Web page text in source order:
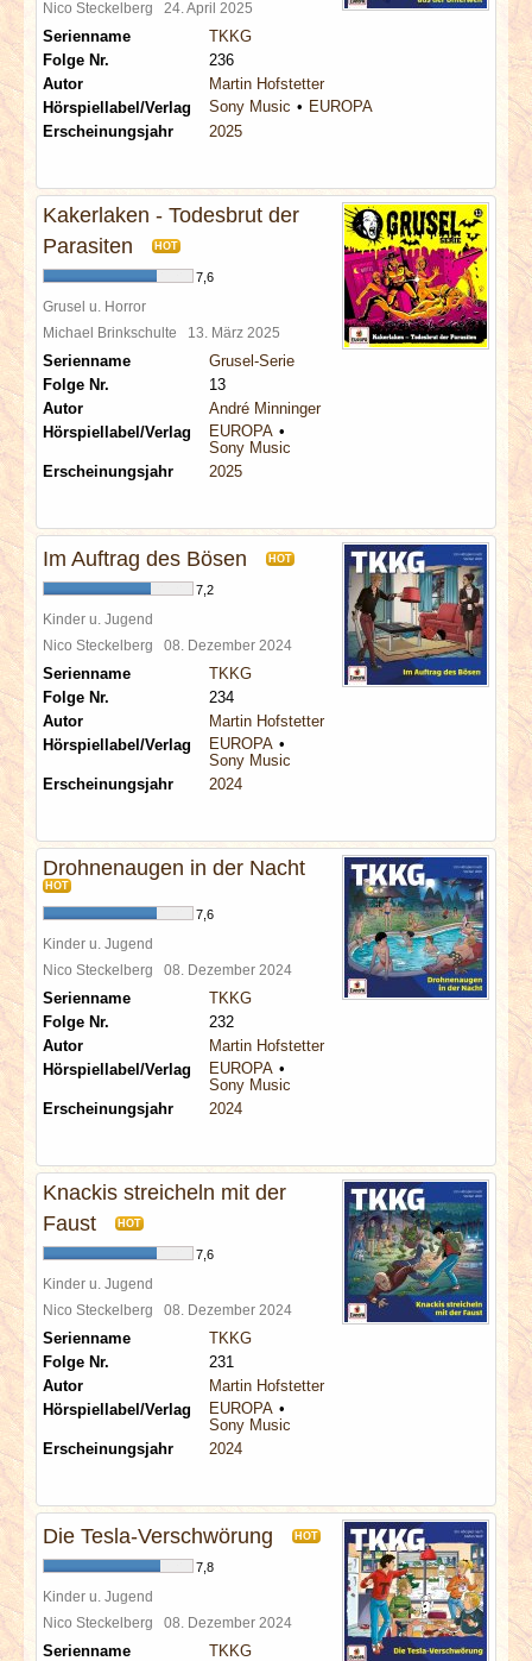
Nico Steckelberg 24. April 2025
Serienname
TKKG
Folge Nr.
236
Autor
Martin Hofstetter
Hörspiellabel/Verlag
Sony Music
EUROPA
Erscheinungsjahr
2025
Kakerlaken - Todesbrut der
Parasiten
HOT
7,6
Grusel u. Horror
Michael Brinkschulte 13. März 2025
Serienname
Grusel-Serie
Folge Nr.
13
Autor
André Minninger
Hörspiellabel/Verlag
EUROPA
Sony Music
Erscheinungsjahr
2025
Im Auftrag des Bösen HOT
7,2
Kinder u. Jugend
Nico Steckelberg 08. Dezember 2024
Serienname
TKKG
Folge Nr.
234
Autor
Martin Hofstetter
Hörspiellabel/Verlag
EUROPA
Sony Music
Erscheinungsjahr
2024
Drohnenaugen in der Nacht
HOT
7,6
Kinder u. Jugend
Nico Steckelberg 08. Dezember 2024
Serienname
TKKG
Folge Nr.
232
Autor
Martin Hofstetter
Hörspiellabel/Verlag
EUROPA
Sony Music
Erscheinungsjahr
2024
Knackis streicheln mit der
Faust
HOT
7,6
Kinder u. Jugend
Nico Steckelberg 08. Dezember 2024
Serienname
TKKG
Folge Nr.
231
Autor
Martin Hofstetter
Hörspiellabel/Verlag
EUROPA
Sony Music
Erscheinungsjahr
2024
Die Tesla-Verschwörung HOT
7,8
Kinder u. Jugend
Nico Steckelberg 08. Dezember 2024
Serienname
TKKG